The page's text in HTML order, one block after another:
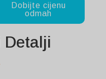
Dobijte cijenu
odmah
Detalji